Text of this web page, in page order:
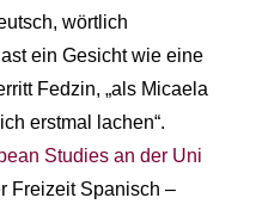
wörtlich
ein Gesicht wie eine
Fedzin, „als Micaela
erstmal lachen“.
Studies an der Uni
Freizeit Spanisch –